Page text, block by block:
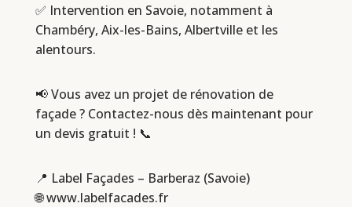
✅ Intervention en Savoie, notamment à
Chambéry, Aix-les-Bains, Albertville et les
alentours.
📢 Vous avez un projet de rénovation de
façade ? Contactez-nous dès maintenant pour
un devis gratuit ! 📞
📍 Label Façades – Barberaz (Savoie)
🌐 www.labelfacades.fr